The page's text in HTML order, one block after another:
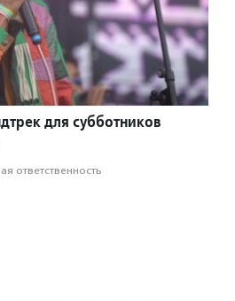
для субботников
ответственность